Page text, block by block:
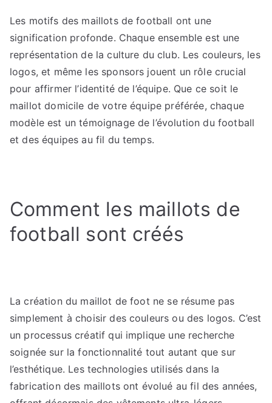
Les motifs des maillots de football ont une
signification profonde. Chaque ensemble est une
représentation de la culture du club. Les couleurs, les
logos, et même les sponsors jouent un rôle crucial
pour affirmer l’identité de l’équipe. Que ce soit le
maillot domicile de votre équipe préférée, chaque
modèle est un témoignage de l’évolution du football
et des équipes au fil du temps.
Comment les maillots de
football sont créés
La création du maillot de foot ne se résume pas
simplement à choisir des couleurs ou des logos. C’est
un processus créatif qui implique une recherche
soignée sur la fonctionnalité tout autant que sur
l’esthétique. Les technologies utilisés dans la
fabrication des maillots ont évolué au fil des années,